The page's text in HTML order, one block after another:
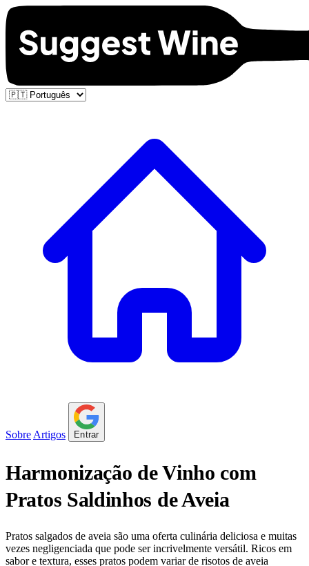
Sobre Artigos Entrar
Harmonização de Vinho com
Pratos Saldinhos de Aveia
Pratos salgados de aveia são uma oferta culinária deliciosa e muitas
vezes negligenciada que pode ser incrivelmente versátil. Ricos em
sabor e textura, esses pratos podem variar de risotos de aveia